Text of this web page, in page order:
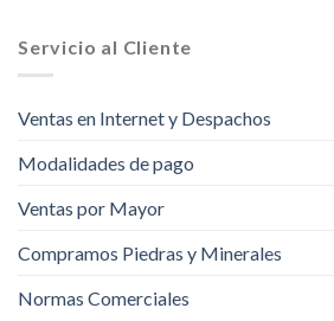
Servicio al Cliente
Ventas en Internet y Despachos
Modalidades de pago
Ventas por Mayor
Compramos Piedras y Minerales
Normas Comerciales